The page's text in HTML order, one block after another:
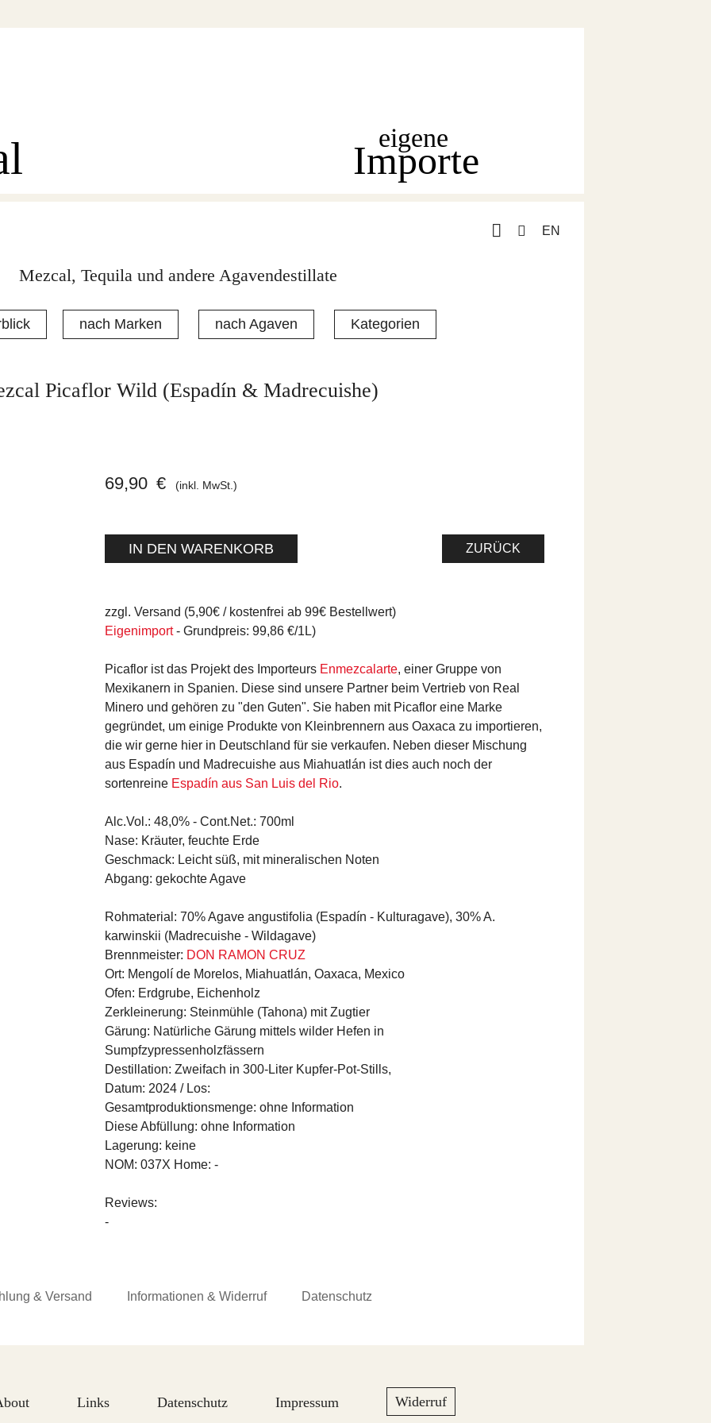
eigene
Importe
EN
Mezcal, Tequila und andere Agavendestillate
nach Marken nach Agaven Kategorien
Picaflor Wild (Espadín & Madrecuishe)
69,90 € (inkl. MwSt.)
ZURÜCK
zzgl. Versand (5,90€ / kostenfrei ab 99€ Bestellwert)
Eigenimport- Grundpreis: 99,86 €/1L)
Picaflor ist das Projekt des Importeurs Enmezcalarte, einer Gruppe von
Mexikanern in Spanien. Diese sind unsere Partner beim Vertrieb von Real
Minero und gehören zu "den Guten". Sie haben mit Picaflor eine Marke
gegründet, um einige Produkte von Kleinbrennern aus Oaxaca zu importieren,
die wir gerne hier in Deutschland für sie verkaufen. Neben dieser Mischung
aus Espadín und Madrecuishe aus Miahuatlán ist dies auch noch der
sortenreine Espadín aus San Luis del Rio.
Alc.Vol.: 48,0% - Cont.Net.: 700ml
Nase: Kräuter, feuchte Erde
Geschmack: Leicht süß, mit mineralischen Noten
Abgang: gekochte Agave
Rohmaterial: 70% Agave angustifolia (Espadín - Kulturagave), 30% A.
karwinskii (Madrecuishe - Wildagave)
Brennmeister: DON RAMON CRUZ
Ort: Mengolí de Morelos, Miahuatlán, Oaxaca, Mexico
Ofen: Erdgrube, Eichenholz
Zerkleinerung: Steinmühle (Tahona) mit Zugtier
Gärung: Natürliche Gärung mittels wilder Hefen in
Sumpfzypressenholzfässern
Destillation: Zweifach in 300-Liter Kupfer-Pot-Stills,
Datum: 2024 / Los:
Gesamtproduktionsmenge: ohne Information
Diese Abfüllung: ohne Information
Lagerung: keine
NOM: 037X Home: -
Reviews:
-
& Versand Informationen & Widerruf Datenschutz
Links Datenschutz Impressum Widerruf